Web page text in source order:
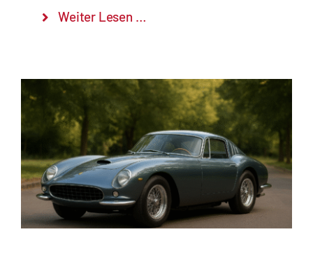
Weiter Lesen …